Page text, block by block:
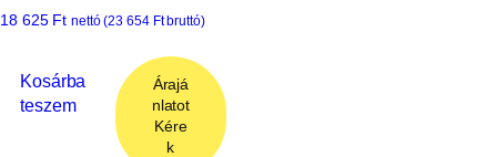
18 625 Ft nettó (23 654 Ftbruttó)
Kosárba
teszem
Árajá
nlatot
Kére
k